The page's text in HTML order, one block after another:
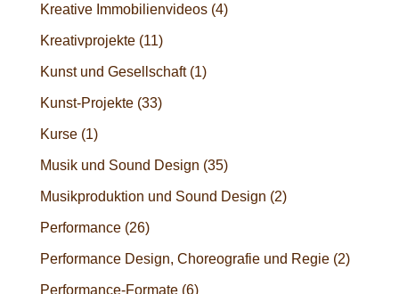
Kreative Immobilienvideos(4)
Kreativprojekte(11)
Kunst und Gesellschaft(1)
Kunst-Projekte(33)
Kurse(1)
Musik und Sound Design (35)
Musikproduktion und Sound Design (2)
Performance(26)
Performance Design, Choreografie und Regie(2)
Performance-Formate(6)